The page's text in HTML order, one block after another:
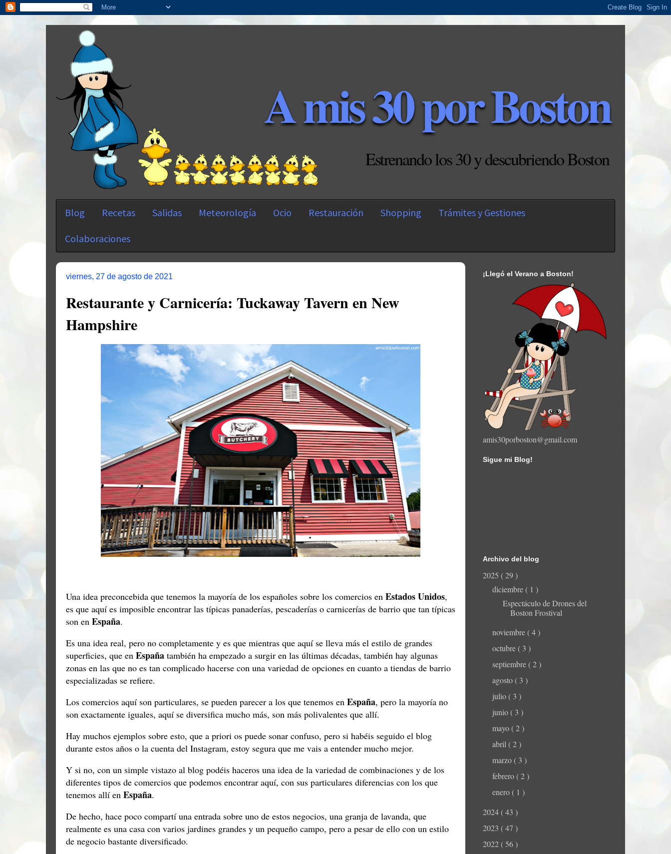
A mis 30 por Boston
Estrenando los 30 y descubriendo Boston
Blog Recetas Salidas Meteorología Ocio Restauración Shopping Trámites y Gestiones
Colaboraciones
viernes, 27 de agosto de 2021
Restaurante y Carnicería: Tuckaway Tavern en New
Hampshire
Una idea preconcebida que tenemos la mayoría de los españoles sobre los comercios en Estados Unidos,
es que aquí es imposible encontrar las típicas panaderías, pescaderías o carnicerías de barrio que tan típicas
son en España.
Es una idea real, pero no completamente y es que mientras que aquí se lleva más el estilo de grandes
superficies, que en España también ha empezado a surgir en las últimas décadas, también hay algunas
zonas en las que no es tan complicado hacerse con una variedad de opciones en cuanto a tiendas de barrio
especializadas se refiere.
Los comercios aquí son particulares, se pueden parecer a los que tenemos en España, pero la mayoría no
son exactamente iguales, aquí se diversifica mucho más, son más polivalentes que allí.
Hay muchos ejemplos sobre esto, que a priori os puede sonar confuso, pero si habéis seguido el blog
durante estos años o la cuenta del Instagram, estoy segura que me vais a entender mucho mejor.
Y si no, con un simple vistazo al blog podéis haceros una idea de la variedad de combinaciones y de los
diferentes tipos de comercios que podemos encontrar aquí, con sus particulares diferencias con los que
tenemos allí en España.
De hecho, hace poco compartí una entrada sobre uno de estos negocios, una granja de lavanda, que
realmente es una casa con varios jardines grandes y un pequeño campo, pero a pesar de ello con un estilo
de negocio bastante diversificado.
¡Llegó el Verano a Boston!
amis30porboston@gmail.com
Sigue mi Blog!
Archivo del blog
2025 ( 29 )
diciembre ( 1 )
Espectáculo de Drones del
Boston Frostival
noviembre ( 4 )
octubre ( 3 )
septiembre ( 2 )
agosto ( 3 )
julio ( 3 )
junio ( 3 )
mayo ( 2 )
abril ( 2 )
marzo ( 3 )
febrero ( 2 )
enero ( 1 )
2024 ( 43 )
2023 ( 47 )
2022 ( 56 )